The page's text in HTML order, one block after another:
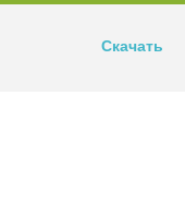
Скачать